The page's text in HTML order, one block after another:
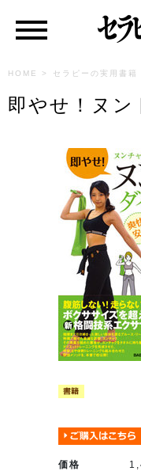
HOME > セラピーの実用書籍
即やせ！ヌン
価格